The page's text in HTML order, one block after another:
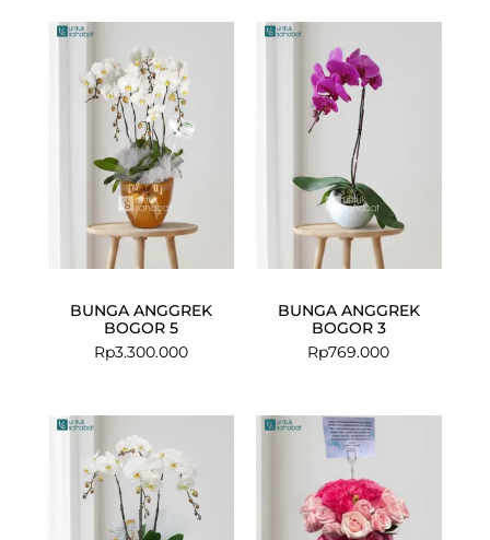
BUNGA ANGGREK
BOGOR 5
Rp3.300.000
BUNGA ANGGREK
BOGOR 3
Rp769.000